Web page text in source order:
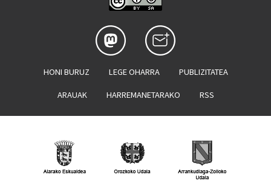
HONI BURUZ LEGE OHARRA PUBLIZITATEA
ARAUAK HARREMANETARAKO RSS